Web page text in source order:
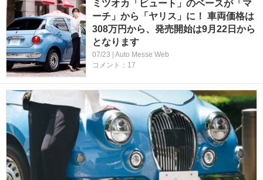
ミツオカ「ビュート」のベースが「マ
ーチ」から「ヤリス」に！ 車両価格は
308万円から、発売開始は9月22日から
となります
07/23 | Auto Messe Web
コメント：17